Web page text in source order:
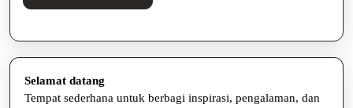
Selengkapnya
Selamat datang
Tempat sederhana untuk berbagi inspirasi, pengalaman, dan